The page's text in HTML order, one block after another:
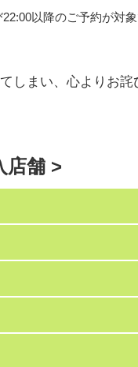
以降のご予約が対象
しまい、心よりお詫
店舗 >